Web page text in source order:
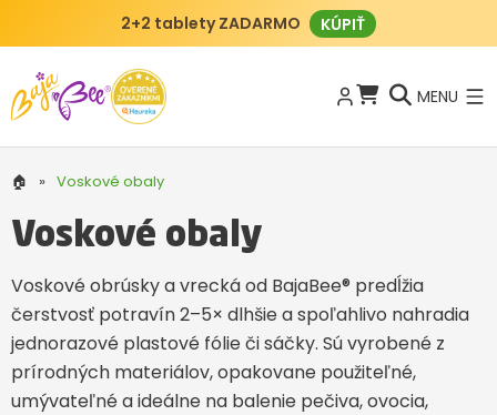
2+2 tablety ZADARMO KÚPIŤ
MENU
🏠 » Voskové obaly
Voskové obaly
Voskové obrúsky a vrecká od BajaBee® predĺžia
čerstvosť potravín 2–5× dlhšie a spoľahlivo nahradia
jednorazové plastové fólie či sáčky. Sú vyrobené z
prírodných materiálov, opakovane použiteľné,
umývateľné a ideálne na balenie pečiva, ovocia,